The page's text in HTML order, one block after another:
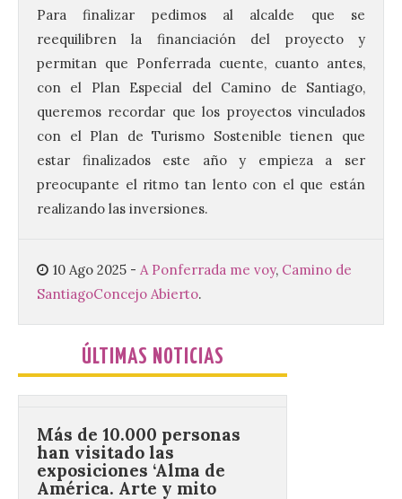
Para finalizar pedimos al alcalde que se
reequilibren la financiación del proyecto y
permitan que Ponferrada cuente, cuanto antes,
con el Plan Especial del Camino de Santiago,
queremos recordar que los proyectos vinculados
con el Plan de Turismo Sostenible tienen que
estar finalizados este año y empieza a ser
preocupante el ritmo tan lento con el que están
realizando las inversiones.
10 Ago 2025 - A Ponferrada me voy, Camino de
SantiagoConcejo Abierto.
ÚLTIMAS NOTICIAS
Las salas del antiguo
ayuntamiento de
Cabrillanes (Babia) acogen
la muestra ‘Eduardo
Arroyo en la colección del
ILC’
La muestra, que podrá
que más preocupaban y
fascinaban a este autor de talla
internacional como las múltiples técnicas
Montaña Occidental. […]
Más de 10.000 personas
exposiciones ‘Alma de
América. Arte y mito
precolombino’ y ‘Mundus
Novus’ en la Sala de San